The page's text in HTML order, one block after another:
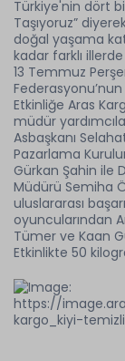
Türkiye'nin dört
Taşıyoruz”
doğal yaşama
kadar farklı
13 Temmuz
Etkinliğe Aras
müdür
Asbaşkanı
Pazarlama
Gürkan Şahin ile
Müdürü Semiha
uluslararası
oyuncularından
Tümer ve Kaan
Etkinlikte 50